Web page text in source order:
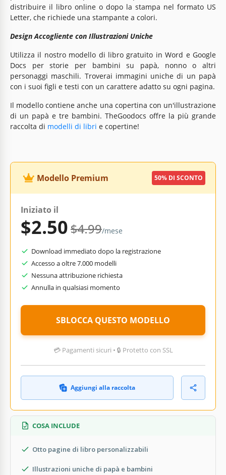
distribuire il libro online o dopo la stampa nel formato US
Letter, che richiede una stampante a colori.
Design Accogliente con Illustrazioni Uniche
Utilizza il nostro modello di libro gratuito in Word e Google
Docs per storie per bambini su papà, nonno o altri
personaggi maschili. Troverai immagini uniche di un papà
con i suoi figli e testi con un carattere adatto su ogni pagina.
Il modello contiene anche una copertina con un'illustrazione
di un papà e tre bambini. TheGoodocs offre la più grande
raccolta di modelli di libri e copertine!
Modello Premium 50% DI SCONTO
Iniziato il
$2.50$4.99/mese
Download immediato dopo la registrazione
Accesso a oltre 7.000 modelli
Nessuna attribuzione richiesta
Annulla in qualsiasi momento
SBLOCCA QUESTO MODELLO
💳 Pagamenti sicuri • 🔒 Protetto con SSL
Aggiungi alla raccolta
COSA INCLUDE
Otto pagine di libro personalizzabili
Illustrazioni uniche di papà e bambini